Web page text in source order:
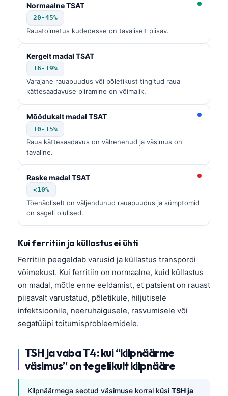
Normaalne TSAT
20-45%
Rauatoimetus kudedesse on tavaliselt piisav.
Kergelt madal TSAT
16-19%
Varajane rauapuudus või põletikust tingitud raua
kättesaadavuse piiramine on võimalik.
Mõõdukalt madal TSAT
10-15%
Raua kättesaadavus on vähenenud ja väsimus on
tavaline.
Raske madal TSAT
<10%
Tõenäoliselt on väljendunud rauapuudus ja sümptomid
on sageli olulised.
Kui ferritiin ja küllastus ei ühti
Ferritiin peegeldab varusid ja küllastus transpordi
võimekust. Kui ferritiin on normaalne, kuid küllastus
on madal, mõtle enne eeldamist, et patsient on rauast
piisavalt varustatud, põletikule, hiljutisele
infektsioonile, neeruhaigusele, rasvumisele või
segatüüpi toitumisprobleemidele.
TSH ja vaba T4: kui “kilpnäärme
väsimus” on tegelikult kilpnääre
Kilpnäärmega seotud väsimuse korral küsi TSH ja